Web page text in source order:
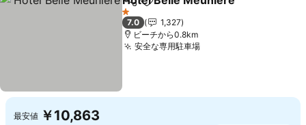
シェアお気に入りに追加
1 ホテルのランク
7.0
1,327
ビーチから0.8km
安全な専用駐車場料金を表示
最安値 ￥10,863